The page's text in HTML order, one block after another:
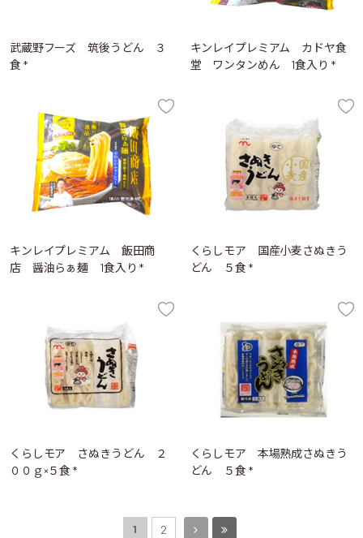
武蔵野フーズ 筑後うどん ３
食 *
キンレイプレミアム カドヤ食
堂 ワンタンめん 1食入り *
キンレイプレミアム 飯田商
店 醤油らぁ麺 1食入り *
くらしモア 国産小麦さぬきう
どん ５食 *
くらしモア さぬきうどん ２
００ｇ×５食 *
くらしモア 本場熟成さぬきう
どん ５食 *
1 2